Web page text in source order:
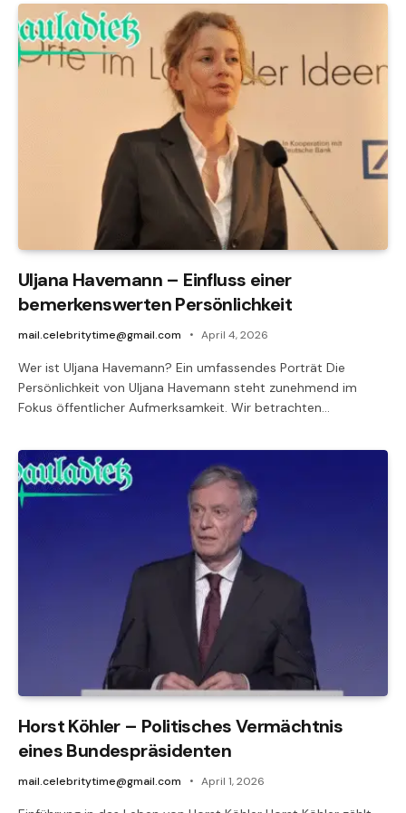
Uljana Havemann – Einfluss einer
bemerkenswerten Persönlichkeit
mail.celebritytime@gmail.com April 4, 2026
Wer ist Uljana Havemann? Ein umfassendes Porträt Die
Persönlichkeit von Uljana Havemann steht zunehmend im
Fokus öffentlicher Aufmerksamkeit. Wir betrachten…
Horst Köhler – Politisches Vermächtnis
eines Bundespräsidenten
mail.celebritytime@gmail.com April 1, 2026